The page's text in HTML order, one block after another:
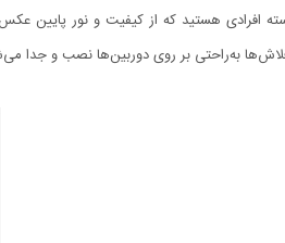
افرادی هستید که از کیفیت و نور پایین
به‌راحتی بر روی دوربین‌ها نصب و جدا